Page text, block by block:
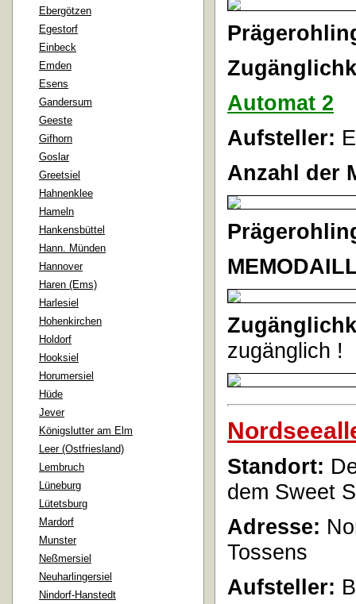
Ebergötzen
Egestorf
Einbeck
Emden
Esens
Gandersum
Geeste
Gifhorn
Goslar
Greetsiel
Hahnenklee
Hameln
Hankensbüttel
Hann. Münden
Hannover
Haren (Ems)
Harlesiel
Hohenkirchen
Holdorf
Hooksiel
Horumersiel
Hüde
Jever
Königslutter am Elm
Leer (Ostfriesland)
Lembruch
Lüneburg
Lütetsburg
Mardorf
Munster
Neßmersiel
Neuharlingersiel
Nindorf-Hanstedt
Automat 2
Aufsteller:
Anzahl der
zugänglich !
Standort:
dem Sweet
Adresse:
Tossens
Aufsteller: